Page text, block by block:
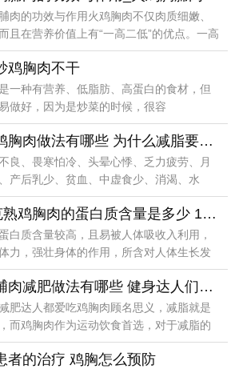
肉的功效与作用火鸡胸肉不仅肉质细嫩、
且在营养价值上有“一高二低”的优点。一高
鸡胸肉不干
一种有营养、低脂肪、高蛋白的食材，但
做好，因为是炒菜的时候，很容
减脂鸡胸肉做法有哪些 为什么减脂要吃鸡胸肉
良、畏寒怕冷、头晕心悸、乏力疲劳、月
产后乳少、贫血、中虚食少、消渴、水
数频、
100克熟鸡胸肉的蛋白质含量是多少 100克熟鸡胸肉含多少蛋白质
白质含量较高，且易被人体吸收入利用，
力，强壮身体的作用，所含对人体生长发
作用
鸡胸脯肉减肥做法有哪些 健身达人们为何热衷于鸡胸肉
肥达人都爱吃鸡胸肉顾名思义，减脂就是
而鸡胸肉作为运动饮食首选，对于减脂的
小觑
者的治疗 鸡胸怎么预防